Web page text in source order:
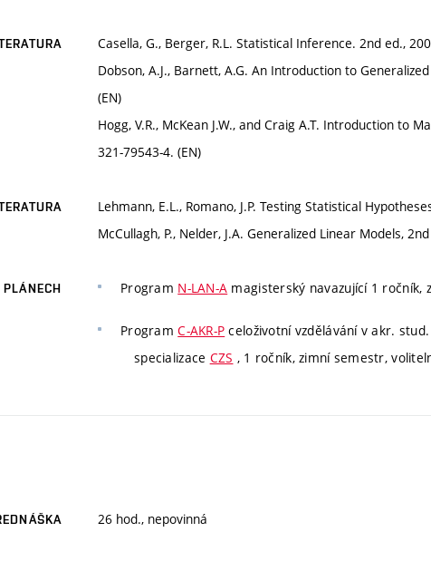
Casella, G., Berger, R.L. Statistical Inference. 2nd ed.,
Dobson, A.J., Barnett, A.G. An Introduction to
(EN)
Hogg, V.R., McKean J.W., and Craig A.T. Introduction to
321-79543-4. (EN)
Lehmann, E.L., Romano, J.P. Testing Statistical
McCullagh, P., Nelder, J.A. Generalized Linear Models,
Program N-LAN-A magisterský navazující 1 ročník,
ProgramC-AKR-P celoživotní vzdělávání v akr.
specializace CZS , 1 ročník, zimní semestr,
26 hod., nepovinná